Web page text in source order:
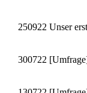
250922 Unser
300722